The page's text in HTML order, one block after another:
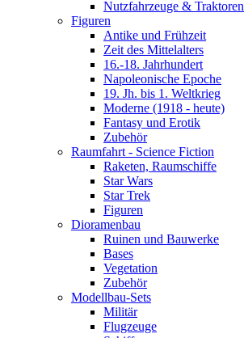
Nutzfahrzeuge & Traktoren
Figuren
Antike und Frühzeit
Zeit des Mittelalters
16.-18. Jahrhundert
Napoleonische Epoche
19. Jh. bis 1. Weltkrieg
Moderne (1918 - heute)
Fantasy und Erotik
Zubehör
Raumfahrt - Science Fiction
Raketen, Raumschiffe
Star Wars
Star Trek
Figuren
Dioramenbau
Ruinen und Bauwerke
Bases
Vegetation
Zubehör
Modellbau-Sets
Militär
Flugzeuge